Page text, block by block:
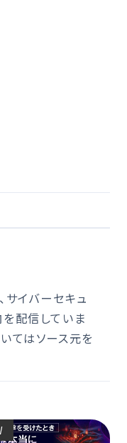
サイバーセキュ
配信していま
てはソース元を